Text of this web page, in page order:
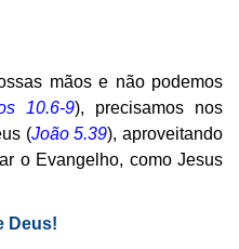
mãos e não podemos
10.6-9), precisamos nos
(João 5.39), aproveitando
o Evangelho, como Jesus
Deus!